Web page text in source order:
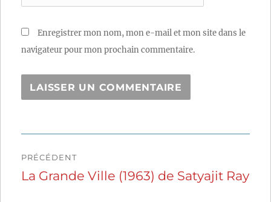
Enregistrer mon nom, mon e-mail et mon site dans le
navigateur pour mon prochain commentaire.
de
PRÉCÉDENT
Publication
La Grande Ville (1963) de Satyajit Ray